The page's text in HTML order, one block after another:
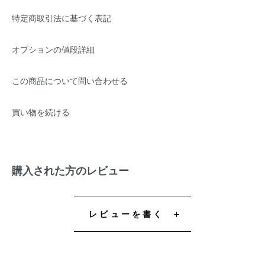
特定商取引法に基づく表記
オプションの値段詳細
この商品について問い合わせる
買い物を続ける
購入された方のレビュー
レビューを書く